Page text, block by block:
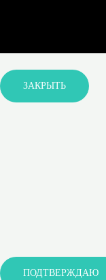
ЗАКРЫТЬ
ПОДТВЕРЖДАЮ